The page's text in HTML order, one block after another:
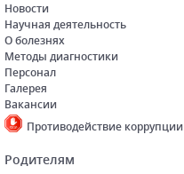
Новости
Научная деятельность
О болезнях
Методы диагностики
Персонал
Галерея
Вакансии
Противодействие коррупции
Родителям